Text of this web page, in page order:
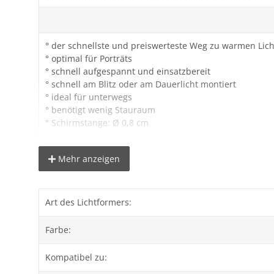
° der schnellste und preiswerteste Weg zu warmen
° optimal für Porträts
° schnell aufgespannt und einsatzbereit
° schnell am Blitz oder am Dauerlicht montiert
° ideal für unterwegs
° benötigt wenig Stauraum
° Schirmstange: Ø 0,8 cm
Lieferumfang:
1x proxistar Reflexschirm gold 123 cm
Mehr anzeigen
Art des Lichtformers:
Farbe:
Kompatibel zu: